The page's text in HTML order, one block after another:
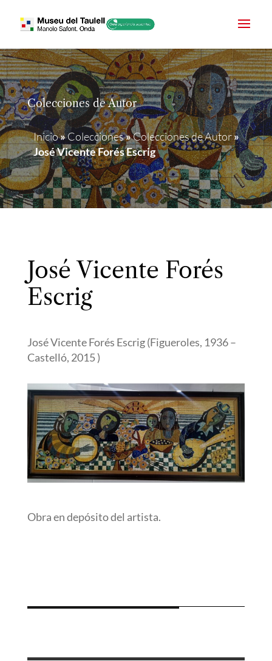
Colecciones de Autor
Inicio»Colecciones»Colecciones de Autor»
José Vicente Forés Escrig
José Vicente Forés
Escrig
José Vicente Forés Escrig (Figueroles, 1936 –
Castelló, 2015 )
Obra en depósito del artista.